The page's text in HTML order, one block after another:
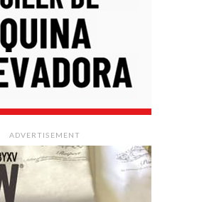
ADVERTISEMENT